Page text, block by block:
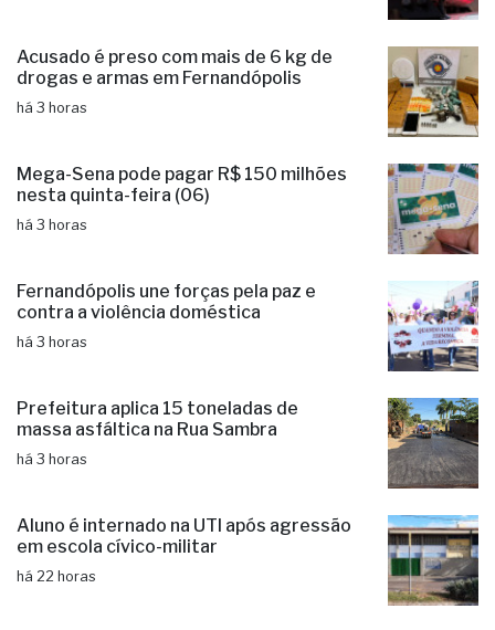
Acusado é preso com mais de 6 kg de
drogas e armas em Fernandópolis
há 3 horas
Mega-Sena pode pagar R$ 150 milhões
nesta quinta-feira (06)
há 3 horas
Fernandópolis une forças pela paz e
contra a violência doméstica
há 3 horas
Prefeitura aplica 15 toneladas de
massa asfáltica na Rua Sambra
há 3 horas
Aluno é internado na UTI após agressão
em escola cívico-militar
há 22 horas